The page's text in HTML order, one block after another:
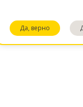
Да, верно